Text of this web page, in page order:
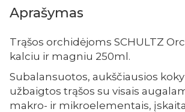
Aprašymas
Trąšos orchidėjoms SCHULTZ
kalciu ir magniu 250ml.
Subalansuotos, aukščiausios
užbaigtos trąšos su visais
makro- ir mikroelementais,